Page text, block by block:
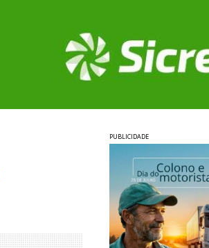
PUBLICIDADE